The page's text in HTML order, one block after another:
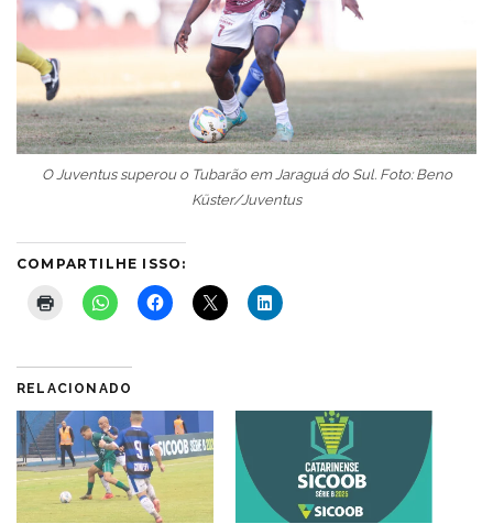
O Juventus superou o Tubarão em Jaraguá do Sul. Foto: Beno
Küster/Juventus
COMPARTILHE ISSO:
RELACIONADO